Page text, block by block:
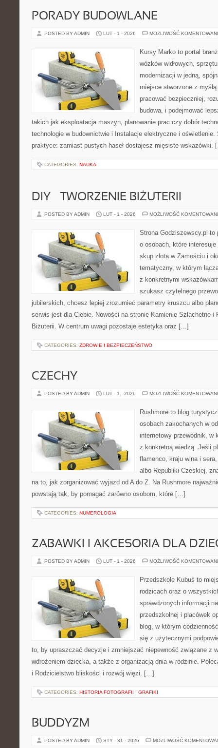
PORADY BUDOWLANE
POSTED BY ADMIN LUT - 1 - 2026 MOŻLIWOŚĆ
Kursy Marko to portal
wózków widłowych,
modernizacji w jedną,
miejsce stworzone z
pracować bezpieczniej,
budowa, i podejmować
takich jak eksploatacja maszyn, planowanie prac czy dobór
technologie w budownictwie i Instalacje elektryczne i oświetlenie.
praktyce: zamiast pustych haseł dostajesz mięsiste wskazówki.
CATEGORIES: NAUKA
DIY – TWORZENIE BIŻUTERII
POSTED BY ADMIN LUT - 1 - 2026 MOŻLIWOŚĆ
Strona Godziszewscy.pl
o osobach, które
skup złota w Zamościu i
tematyczny, w którym
z konkretnymi
szukasz czytelnego
jubilerskich, chcesz lepiej zrozumieć parametry kruszcu albo
serwis jest dla Ciebie. Nowości na stronie Kamienie Szlachetne i
Biżuterii. W centrum uwagi pozostaje estetyka oraz […]
CATEGORIES: ZDROWIE I BEZPIECZEŃSTWO
CZECHY
POSTED BY ADMIN LUT - 1 - 2026 MOŻLIWOŚĆ
Rushmore to blog
osobach zakochanych w
internetowy przewodnik, w
z konkretną wiedzą. Jeśli
flamenco, kraju wina i
albo Republiki Czeskiej,
na to, jak zorganizować wyjazd od A do Z. Na Rushmore
powstają tak, by pomagać zarówno osobom, które […]
CATEGORIES: NUMEROLOGIA
ZABAWKI I AKCESORIA DLA
POSTED BY ADMIN LUT - 1 - 2026 MOŻLIWOŚĆ
Przedszkole Kubuś to
rodzicach oraz o
sprawdzonych informacji
przedszkolnej i placówek
blog, w którym
się z użytecznymi
to, by upraszczać decyzje i zmniejszać niepewność związane z
wdrożeniem dziecka, a także z organizacją dnia w rodzinie.
i Rodzicielstwo bliskości i rozwój więzi. […]
CATEGORIES: HISTORIA FOTOGRAFII I GRAFIKI
BUDDYZM
POSTED BY ADMIN STY - 31 - 2026 MOŻLIWOŚĆ